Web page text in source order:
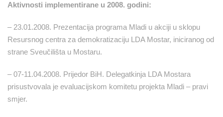
Aktivnosti implementirane u 2008. godini:
– 23.01.2008. Prezentacija programa Mladi u akciji u sklopu
Resursnog centra za demokratizaciju LDA Mostar, iniciranog od
strane Sveučilišta u Mostaru.
– 07-11.04.2008. Prijedor BiH. Delegatkinja LDA Mostara
prisustvovala je evaluacijskom komitetu projekta Mladi – pravi
smjer.